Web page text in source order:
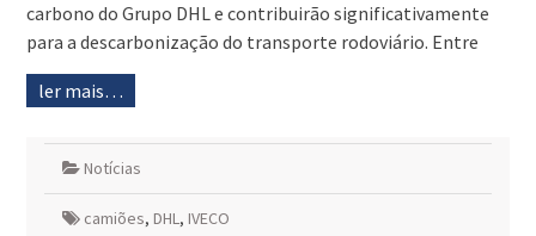
carbono do Grupo DHL e contribuirão significativamente
para a descarbonização do transporte rodoviário. Entre
ler mais…
Notícias
camiões, DHL, IVECO